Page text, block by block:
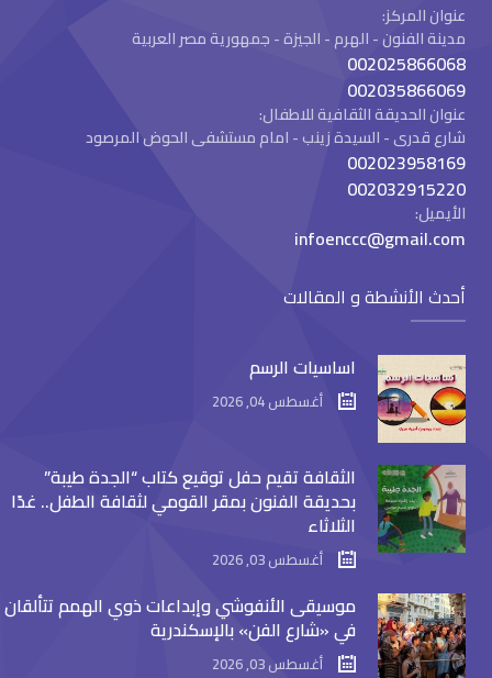
عنوان المركز:
مدينة الفنون - الهرم - الجيزة - جمهورية مصر العربية
002025866068
002035866069
عنوان الحديقة الثقافية للاطفال:
شارع قدرى - السيدة زينب - امام مستشفى الحوض المرصود
002023958169
002032915220
الأيميل:
infoenccc@gmail.com
أحدث الأنشطة و المقالات
اساسيات الرسم
أغسطس 04, 2026
الثقافة تقيم حفل توقيع كتاب “الجدة طيبة”
بحديقة الفنون بمقر القومي لثقافة الطفل.. غدًا
الثلاثاء
أغسطس 03, 2026
موسيقى الأنفوشي وإبداعات ذوي الهمم تتألقان
في «شارع الفن» بالإسكندرية
أغسطس 03, 2026